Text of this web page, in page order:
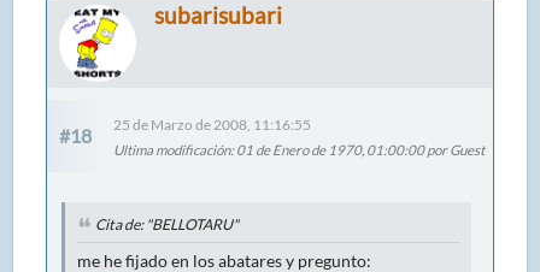
subarisubari
#18
25 de Marzo de 2008, 11:16:55
Ultima modificación: 01 de Enero de 1970, 01:00:00 por Guest
Cita de: "BELLOTARU"
me he fijado en los abatares y pregunto: